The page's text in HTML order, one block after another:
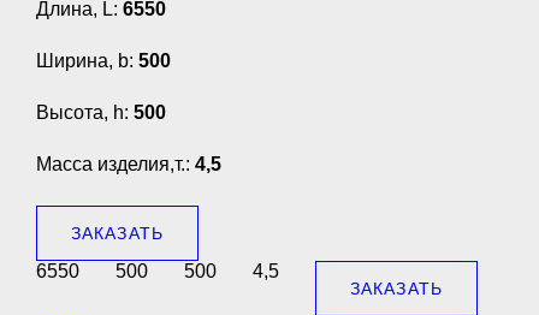
Длина, L: 6550
Ширина, b: 500
Высота, h: 500
Масса изделия,т.: 4,5
ЗАКАЗАТЬ
6550 500 500 4,5
ЗАКАЗАТЬ